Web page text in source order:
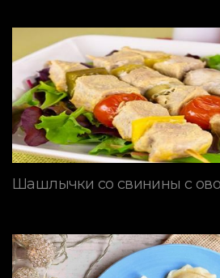
Шашлычки со свинины с